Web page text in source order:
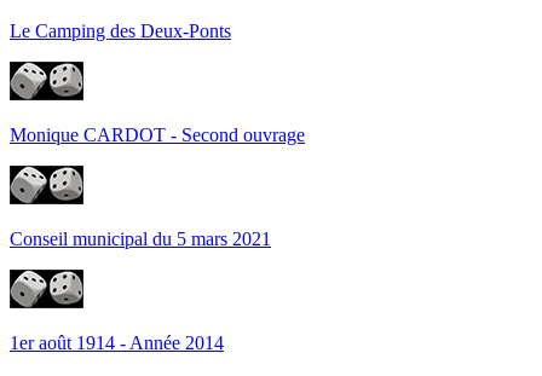
Le Camping des Deux-Ponts
Monique CARDOT - Second ouvrage
Conseil municipal du 5 mars 2021
1er août 1914 - Année 2014